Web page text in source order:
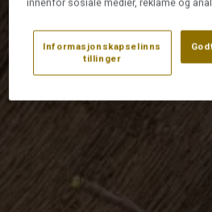
innenfor sosiale medier, reklame og
Informasjonskapselinns
tillinger